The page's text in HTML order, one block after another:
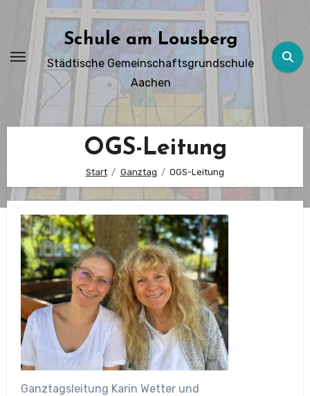
springen
Schule am Lousberg
Städtische Gemeinschaftsgrundschule
Aachen
OGS-Leitung
Start Ganztag OGS-Leitung
Ganztagsleitung Karin Wetter und